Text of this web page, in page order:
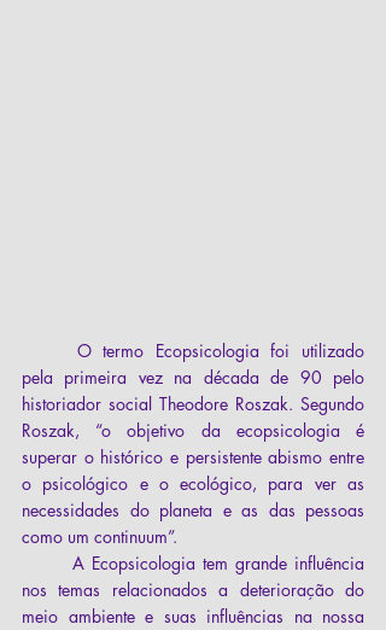
pela primeira vez na década de 90 pelo
historiador social Theodore Roszak. Segundo
Roszak, “o objetivo da ecopsicologia é
superar o histórico e persistente abismo entre
o psicológico e o ecológico, para ver as
necessidades do planeta e as das pessoas
como um continuum”.
nos temas relacionados a deterioração do
meio ambiente e suas influências na nossa